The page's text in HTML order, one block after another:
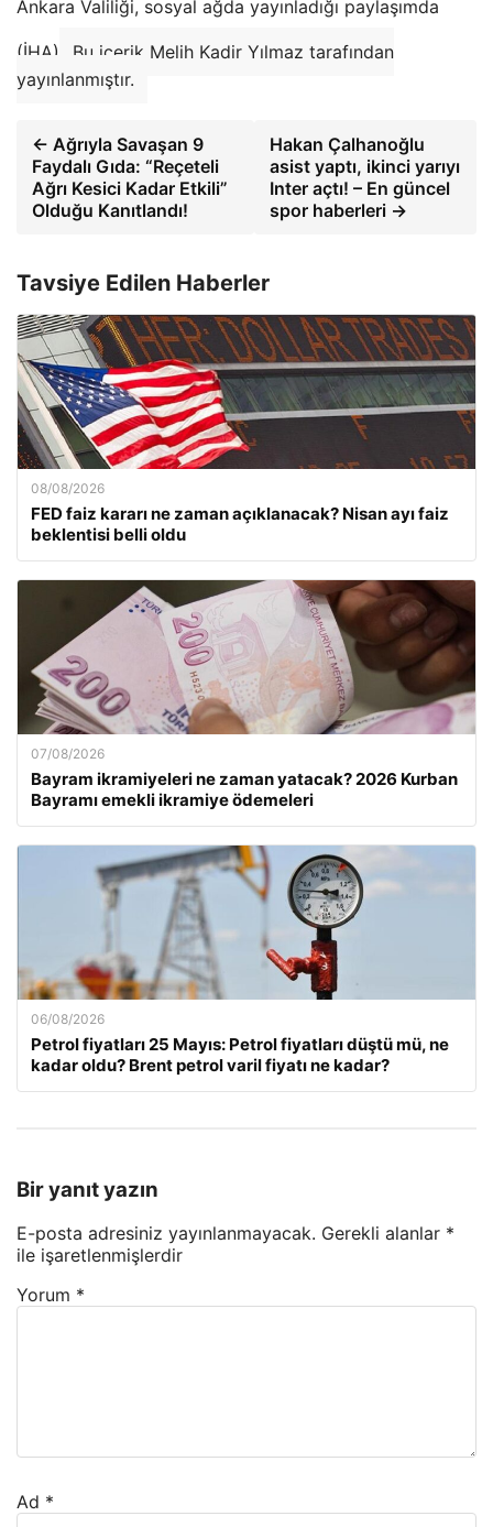
Ankara Valiliği, sosyal ağda yayınladığı paylaşımda
(İHA)
Bu içerik Melih Kadir Yılmaz tarafından
yayınlanmıştır.
← Ağrıyla Savaşan 9
Faydalı Gıda: “Reçeteli
Ağrı Kesici Kadar Etkili”
Olduğu Kanıtlandı!
Hakan Çalhanoğlu
asist yaptı, ikinci yarıyı
Inter açtı! – En güncel
spor haberleri →
Tavsiye Edilen Haberler
08/08/2026
FED faiz kararı ne zaman açıklanacak? Nisan ayı faiz
beklentisi belli oldu
07/08/2026
Bayram ikramiyeleri ne zaman yatacak? 2026 Kurban
Bayramı emekli ikramiye ödemeleri
06/08/2026
Petrol fiyatları 25 Mayıs: Petrol fiyatları düştü mü, ne
kadar oldu? Brent petrol varil fiyatı ne kadar?
Bir yanıt yazın
E-posta adresiniz yayınlanmayacak. Gerekli alanlar *
ile işaretlenmişlerdir
Yorum *
Ad *